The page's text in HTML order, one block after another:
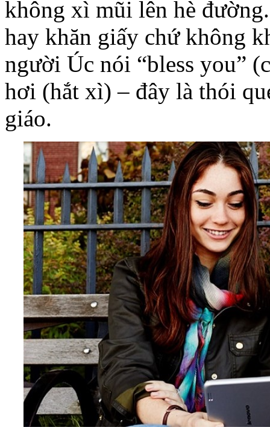
không xì mũi lên hè
hay khăn giấy chứ không
người Úc nói “bless you”
hơi (hắt xì) – đây là thói
giáo.